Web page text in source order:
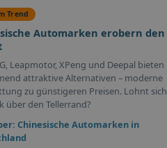
Trend
Automarken erobern den
Leapmotor, XPeng und Deepal bieten
attraktive Alternativen – moderne
zu günstigeren Preisen. Lohnt sich
über den Tellerrand?
Chinesische Automarken in